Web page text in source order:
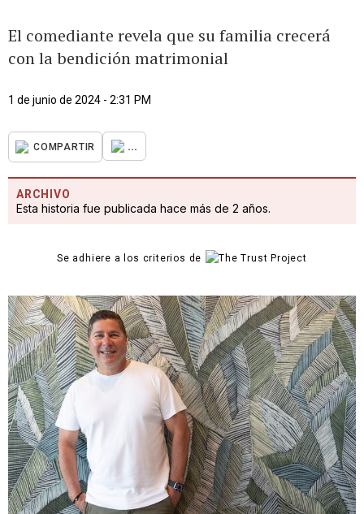
El comediante revela que su familia crecerá
con la bendición matrimonial
1 de junio de 2024 - 2:31 PM
COMPARTIR ...
ARCHIVO
Esta historia fue publicada hace más de 2 años.
Se adhiere a los criterios de